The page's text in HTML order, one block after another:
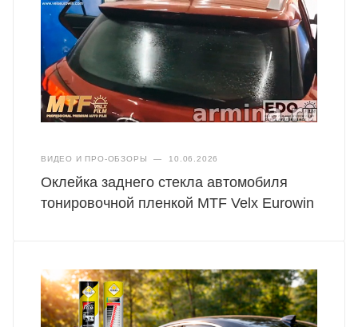
ВИДЕО И ПРО-ОБЗОРЫ — 10.06.2026
Оклейка заднего стекла автомобиля
тонировочной пленкой MTF Velx Eurowin